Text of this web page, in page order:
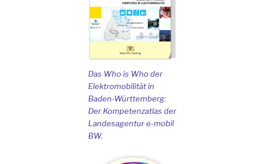
Das Who is Who der
Elektromobilität in
Baden-Württemberg:
Der Kompetenzatlas der
Landesagentur e-mobil
BW.